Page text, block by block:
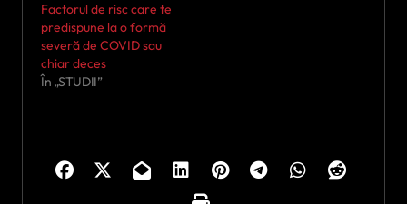
Factorul de risc care te
predispune la o formă
severă de COVID sau
chiar deces
În „STUDII”